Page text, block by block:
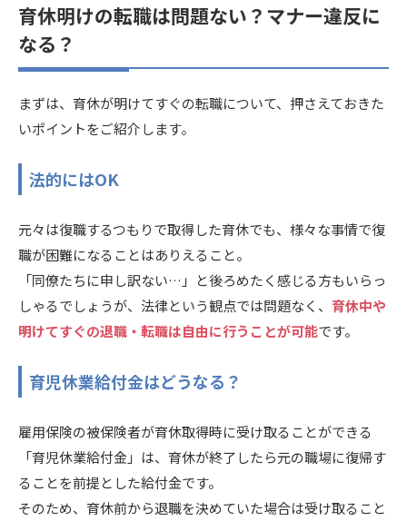
育休明けの転職は問題ない？マナー違反に
なる？
まずは、育休が明けてすぐの転職について、押さえておきた
いポイントをご紹介します。
法的にはOK
元々は復職するつもりで取得した育休でも、様々な事情で復
職が困難になることはありえること。
「同僚たちに申し訳ない…」と後ろめたく感じる方もいらっ
しゃるでしょうが、法律という観点では問題なく、 育休中や
明けてすぐの退職・転職は自由に行うことが可能です。
育児休業給付金はどうなる？
雇用保険の被保険者が育休取得時に受け取ることができる
「育児休業給付金」は、育休が終了したら元の職場に復帰す
ることを前提とした給付金です。
そのため、育休前から退職を決めていた場合は受け取ること